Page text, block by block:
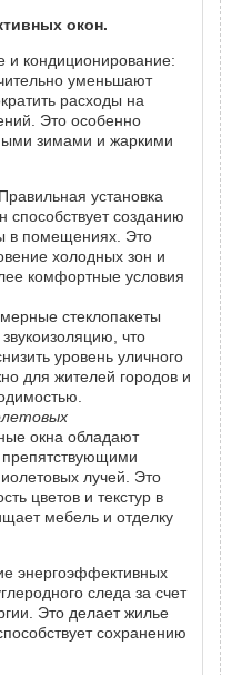
окон.
и кондиционирование:
уменьшают
расходы на
Это особенно
зимами и жаркими
Правильная установка
способствует созданию
в помещениях. Это
холодных зон и
комфортные условия
стеклопакеты
что
уровень уличного
для жителей городов и
окна обладают
лучей. Это
цветов и текстур в
мебель и отделку
энергоэффективных
следа за счет
Это делает жилье
сохранению